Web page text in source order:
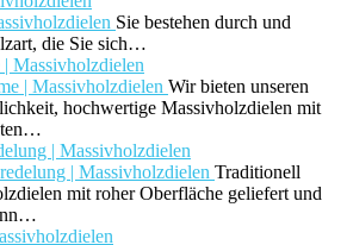
Sie bestehen durch und
die Sie sich…
Massivholzdielen
Wir bieten unseren
hochwertige Massivholzdielen mit
| Massivholzdielen
Traditionell
mit roher Oberfläche geliefert und